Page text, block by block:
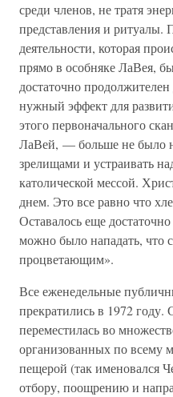
среди членов, не тратя
представления и ритуалы.
деятельности, которая
прямо в особняке ЛаВея,
достаточно
нужный эффект для
этого первоначального
ЛаВей, — больше не было
зрелищами и устраивать
католической мессой.
днем. Это все равно что
Оставалось еще
можно было нападать, что
процветающим».
Все еженедельные
прекратились в 1972 году.
переместилась во
организованных по всему
пещерой (так именовался
отбору, поощрению и